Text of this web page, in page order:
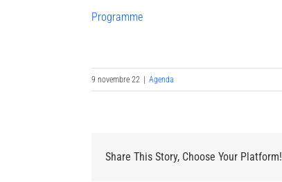
Programme
9 novembre 22 Agenda
Share This Story, Choose Your Platform!